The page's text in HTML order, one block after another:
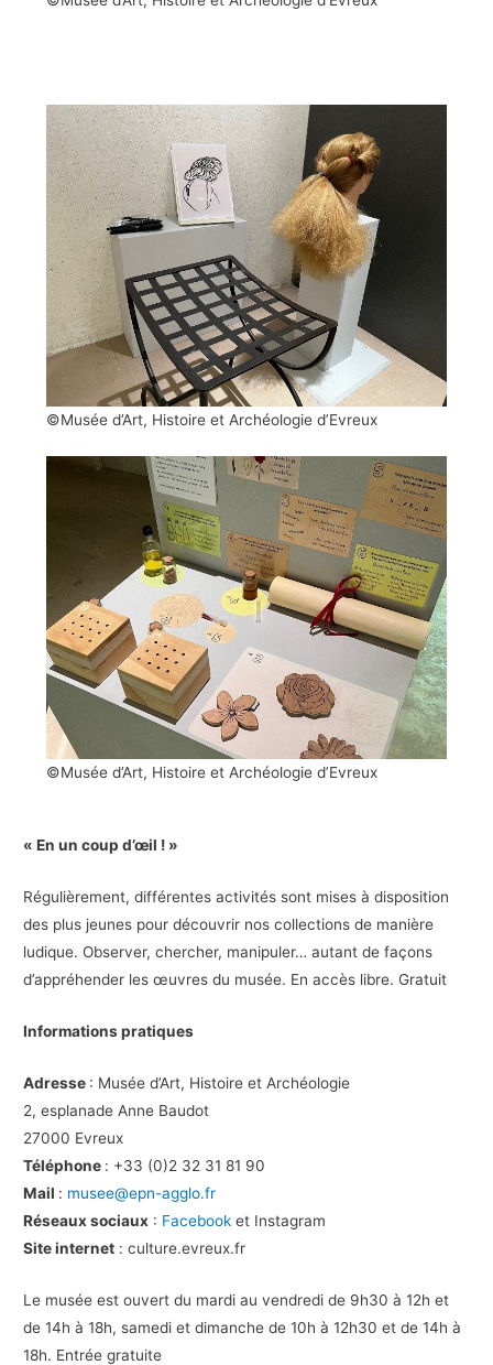
©Musée d’Art, Histoire et Archéologie d’Evreux
©Musée d’Art, Histoire et Archéologie d’Evreux
« En un coup d’œil ! »
Régulièrement, différentes activités sont mises à disposition
des plus jeunes pour découvrir nos collections de manière
ludique. Observer, chercher, manipuler… autant de façons
d’appréhender les œuvres du musée. En accès libre. Gratuit
Informations pratiques
Adresse : Musée d’Art, Histoire et Archéologie
2, esplanade Anne Baudot
27000 Evreux
Téléphone : +33 (0)2 32 31 81 90
Mail : musee@epn-agglo.fr
Réseaux sociaux : Facebook et Instagram
Site internet : culture.evreux.fr
Le musée est ouvert du mardi au vendredi de 9h30 à 12h et
de 14h à 18h, samedi et dimanche de 10h à 12h30 et de 14h à
18h. Entrée gratuite